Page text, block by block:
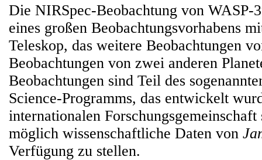
Die NIRSpec-Beobachtung von WASP-
eines großen Beobachtungsvorhabens
Teleskop, das weitere Beobachtungen
Beobachtungen von zwei anderen
Beobachtungen sind Teil des
Science-Programms, das entwickelt
internationalen
möglich wissenschaftliche Daten von
Verfügung zu stellen.